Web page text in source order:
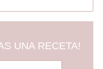
UNA RECETA!